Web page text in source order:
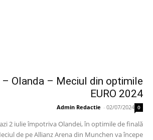
– Olanda – Meciul din optimile
EURO 2024
Admin Redactie - 02/07/2024 0
2 iulie împotriva Olandei, în optimile de finală
de pe Allianz Arena din Munchen va începe